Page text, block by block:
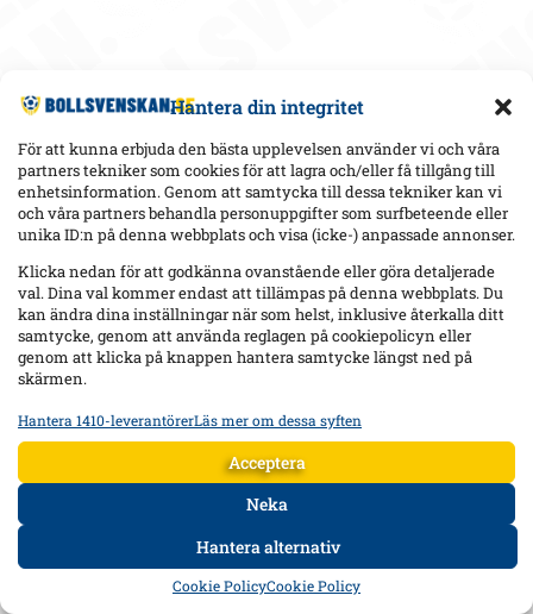
Hantera din integritet
För att kunna erbjuda den bästa upplevelsen använder vi och våra
partners tekniker som cookies för att lagra och/eller få tillgång till
enhetsinformation. Genom att samtycka till dessa tekniker kan vi
och våra partners behandla personuppgifter som surfbeteende eller
unika ID:n på denna webbplats och visa (icke-) anpassade annonser.
Klicka nedan för att godkänna ovanstående eller göra detaljerade
val. Dina val kommer endast att tillämpas på denna webbplats. Du
kan ändra dina inställningar när som helst, inklusive återkalla ditt
samtycke, genom att använda reglagen på cookiepolicyn eller
genom att klicka på knappen hantera samtycke längst ned på
skärmen.
Statistik
Lagra och/eller få åtkomst till information på en enhet, Mäta
reklamprestanda, Mäta innehållsprestanda, Förstå målgrupper
genom statistik eller kombinationer av data från olika källor.
Lagra och/eller få åtkomst till information på en enhet,
Hantera 1410-leverantörerLäs mer om dessa syften
Acceptera
Neka
Hantera alternativ
Cookie PolicyCookie Policy
DATA FORUM